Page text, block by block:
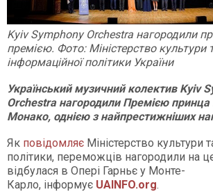
Kyiv Symphony Orchestra нагородили
премією. Фото: Міністерство культури
інформаційної політики України
Український музичний колектив Kyiv
Orchestra нагородили Премією
Монако, однією з найпрестижніших
Як повідомляє Міністерство культури
політики, переможців нагородили на
відбулася в Опері Гарньє у Монте-
Карло, інформує UAINFO.org.